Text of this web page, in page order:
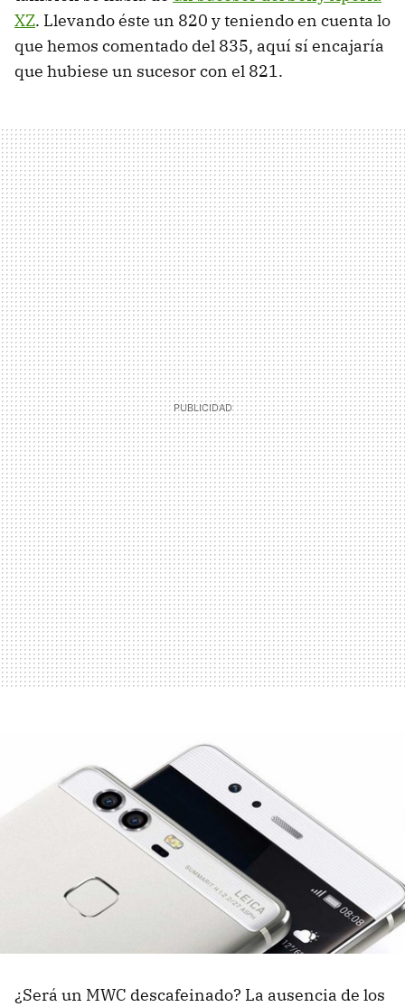
XZ. Llevando éste un 820 y teniendo en cuenta lo
que hemos comentado del 835, aquí sí encajaría
que hubiese un sucesor con el 821.
¿Será un MWC descafeinado? La ausencia de los